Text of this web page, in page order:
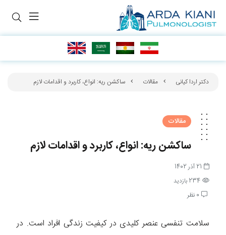
دکتر اردا کیانی مقالات ساکشن ریه: انواع، کاربرد و اقدامات لازم
مقالات
ساکشن ریه: انواع، کاربرد و اقدامات لازم
21 آذر 1402
234 بازدید
0 نظر
سلامت تنفسی عنصر کلیدی در کیفیت زندگی افراد است. در